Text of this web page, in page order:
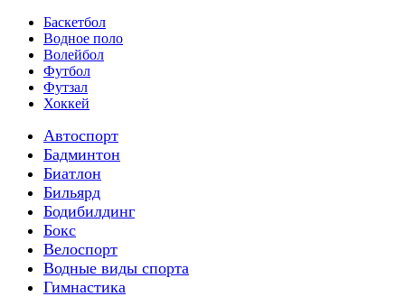
Баскетбол
Водное поло
Волейбол
Футбол
Футзал
Хоккей
Автоспорт
Бадминтон
Биатлон
Бильярд
Бодибилдинг
Бокс
Велоспорт
Водные виды спорта
Гимнастика